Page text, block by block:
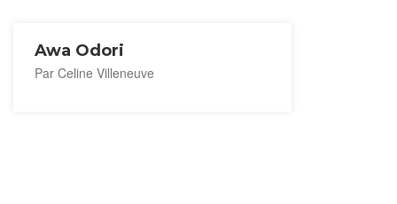
Awa Odori
Par Celine Villeneuve